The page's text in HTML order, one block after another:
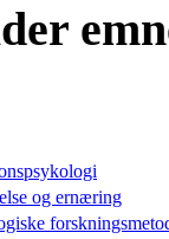
og ernæring